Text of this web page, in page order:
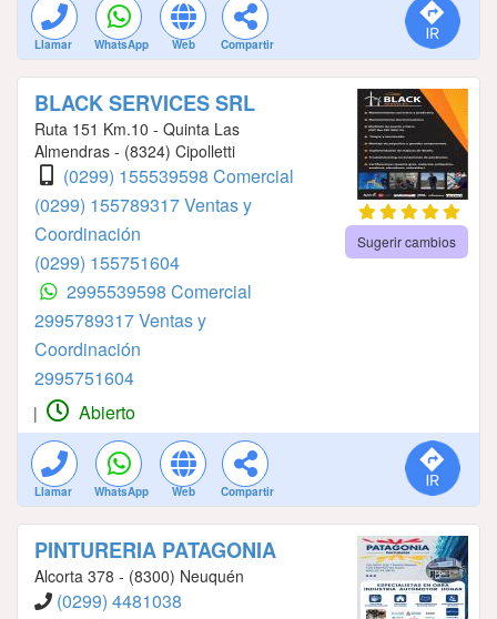
Llamar WhatsApp Web Compartir
BLACK SERVICES SRL
Ruta 151 Km.10 - Quinta Las
Almendras - (8324) Cipolletti
(0299) 155539598 Comercial
(0299) 155789317 Ventas y
Coordinación
(0299) 155751604
2995539598 Comercial
2995789317 Ventas y
Coordinación
2995751604
Sugerir cambios
| Abierto
Llamar WhatsApp Web Compartir
PINTURERIA PATAGONIA
Alcorta 378 - (8300) Neuquén
(0299) 4481038